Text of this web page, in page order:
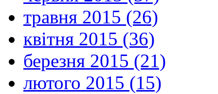
травня 2015 (26)
квітня 2015 (36)
березня 2015 (21)
лютого 2015 (15)